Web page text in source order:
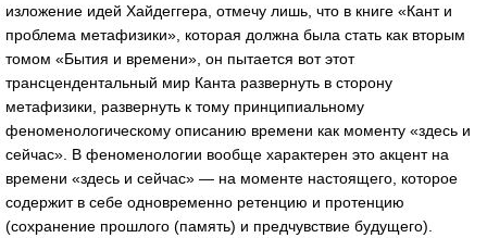
изложение идей Хайдеггера, отмечу лишь, что в книге «Кант и
проблема метафизики», которая должна была стать как вторым
томом «Бытия и времени», он пытается вот этот
трансцендентальный мир Канта развернуть в сторону
метафизики, развернуть к тому принципиальному
феноменологическому описанию времени как моменту «здесь и
сейчас». В феноменологии вообще характерен это акцент на
времени «здесь и сейчас» — на моменте настоящего, которое
содержит в себе одновременно ретенцию и протенцию
(сохранение прошлого (память) и предчувствие будущего).